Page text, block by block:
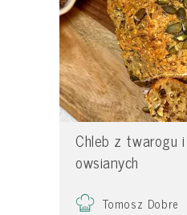
Chleb z twarogu
owsianych
Tomosz Dobre